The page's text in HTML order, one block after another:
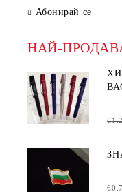
Абонирай се
НАЙ-